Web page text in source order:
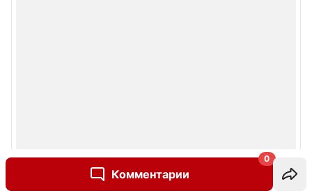
Комментарии
0